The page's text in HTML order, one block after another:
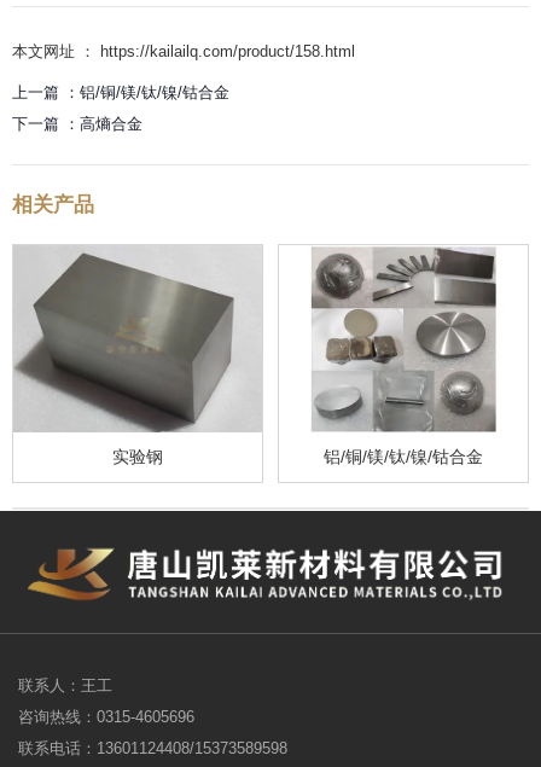
本文网址 ： https://kailailq.com/product/158.html
上一篇 ： 铝/铜/镁/钛/镍/钴合金
下一篇 ： 高熵合金
相关产品
实验钢 铝/铜/镁/钛/镍/钴合金
联系人：王工
咨询热线：0315-4605696
联系电话：13601124408/15373589598